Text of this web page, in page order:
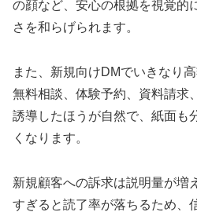
の顔など、安心の根拠を視覚的
さを和らげられます。
また、新規向けDMでいきなり
無料相談、体験予約、資料請求
誘導したほうが自然で、紙面も
くなります。
新規顧客への訴求は説明量が増
すぎると読了率が落ちるため、